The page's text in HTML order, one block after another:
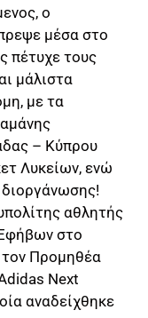
ο
μέσα στο
πέτυχε τους
μάλιστα
με τα
– Κύπρου
Λυκείων, ενώ
διοργάνωσης!
αθλητής
στο
Προμηθέα
Next
αναδείχθηκε